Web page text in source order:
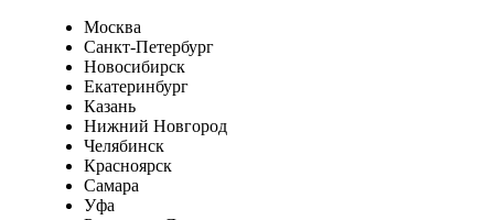
Москва
Санкт-Петербург
Новосибирск
Екатеринбург
Казань
Нижний Новгород
Челябинск
Красноярск
Самара
Уфа